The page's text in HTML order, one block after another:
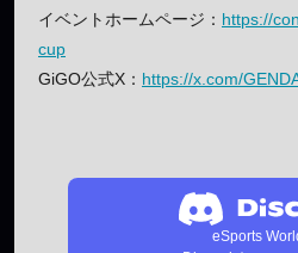
イベントホームページ： https://
cup
GiGO公式X： https://x.com/
eSports